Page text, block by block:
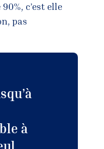
c’est elle
pas
à